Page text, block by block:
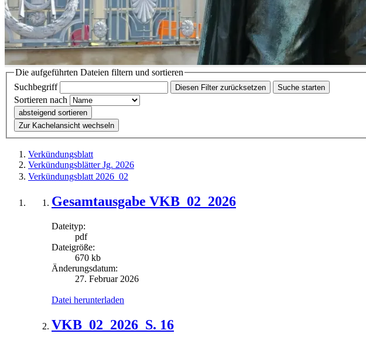
Die aufgeführten Dateien filtern und sortieren
Suchbegriff
Diesen Filter zurücksetzen Suche starten
Sortieren nach
absteigend sortieren
Zur Kachelansicht wechseln
Verkündungsblatt
Verkündungsblätter Jg. 2026
Verkündungsblatt 2026_02
Gesamtausgabe VKB_02_2026
Dateityp:
pdf
Dateigröße:
670 kb
Änderungsdatum:
27. Februar 2026
Datei herunterladen
VKB_02_2026_S. 16